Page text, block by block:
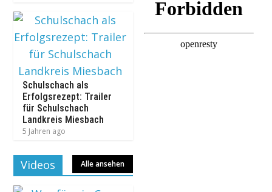
Schulschach als
Erfolgsrezept: Trailer
für Schulschach
Landkreis Miesbach
5 Jahren ago
Videos Alle ansehen